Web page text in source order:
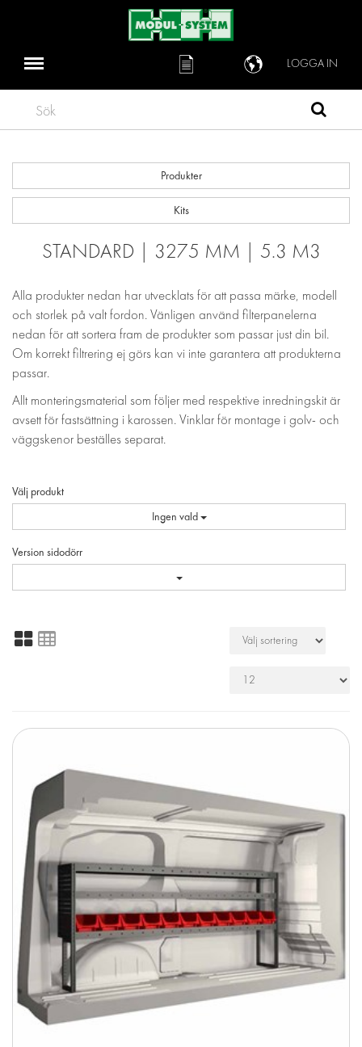
LOGGA IN
Sök
Produkter
Kits
STANDARD | 3275 MM | 5.3 M3
Alla produkter nedan har utvecklats för att passa märke, modell
och storlek på valt fordon. Vänligen använd filterpanelerna
nedan för att sortera fram de produkter som passar just din bil.
Om korrekt filtrering ej görs kan vi inte garantera att produkterna
passar.
Allt monteringsmaterial som följer med respektive inredningskit är
avsett för fastsättning i karossen. Vinklar för montage i golv- och
väggskenor beställes separat.
Välj produkt
Ingen vald
Version sidodörr